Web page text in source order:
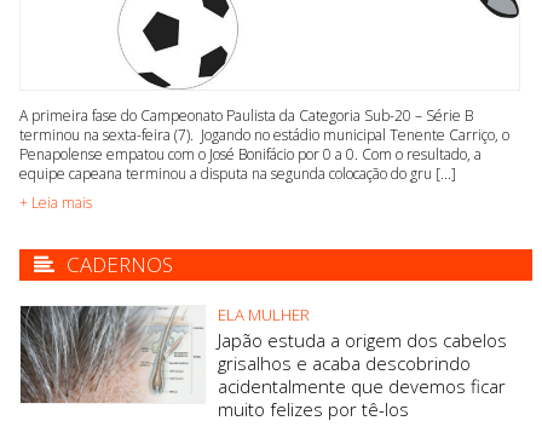
A primeira fase do Campeonato Paulista da Categoria Sub-20 – Série B
terminou na sexta-feira (7). Jogando no estádio municipal Tenente Carriço, o
Penapolense empatou com o José Bonifácio por 0 a 0. Com o resultado, a
equipe capeana terminou a disputa na segunda colocação do gru [...]
+ Leia mais
CADERNOS
ELA MULHER
Japão estuda a origem dos cabelos
grisalhos e acaba descobrindo
acidentalmente que devemos ficar
muito felizes por tê-los